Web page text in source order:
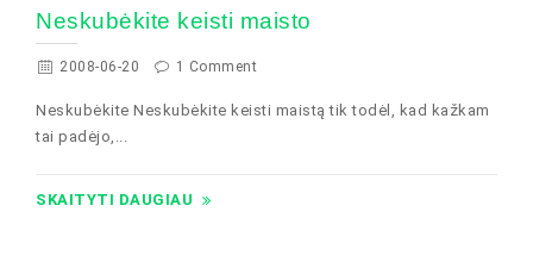
Neskubėkite keisti maisto
2008-06-20 1 Comment
Neskubėkite Neskubėkite keisti maistą tik todėl, kad kažkam
tai padėjo,...
SKAITYTI DAUGIAU